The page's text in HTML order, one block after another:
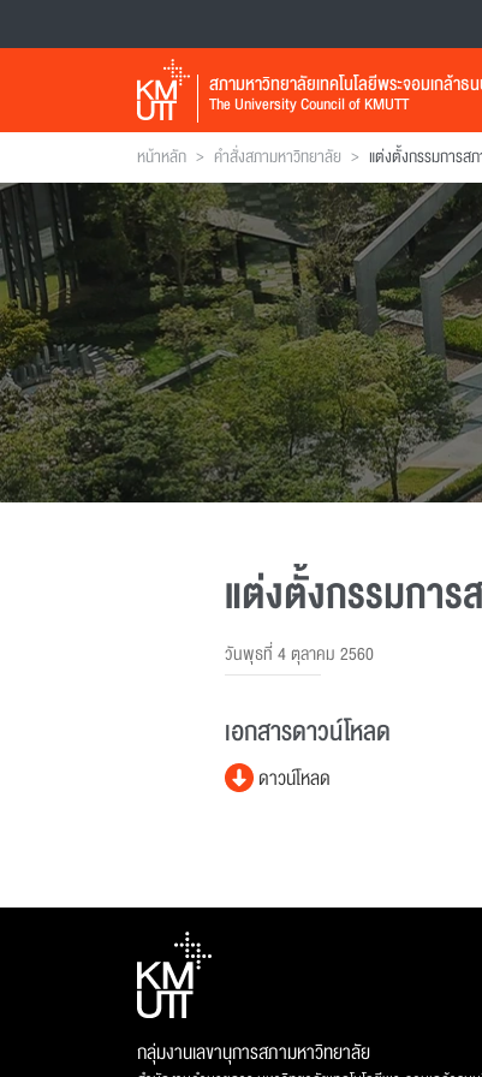
สภามหาวิทยาลัยเทคโนโลยีพระจอมเกล้าธ
The University Council of KMUTT
หน้าหลัก > คำสั่งสภามหาวิทยาลัย >
แต่งตั้งกรรมการ
วันพุธที่ 4 ตุลาคม 2560
เอกสารดาวน์โหลด
ดาวน์โหลด
กลุ่มงานเลขานุการสภามหาวิทยาลัย